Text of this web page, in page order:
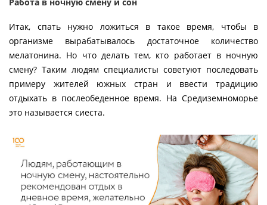
Работа в ночную смену и сон
Итак, спать нужно ложиться в такое время, чтобы в
организме вырабатывалось достаточное количество
мелатонина. Но что делать тем, кто работает в ночную
смену? Таким людям специалисты советуют последовать
примеру жителей южных стран и ввести традицию
отдыхать в послеобеденное время. На Средиземноморье
это называется сиеста.